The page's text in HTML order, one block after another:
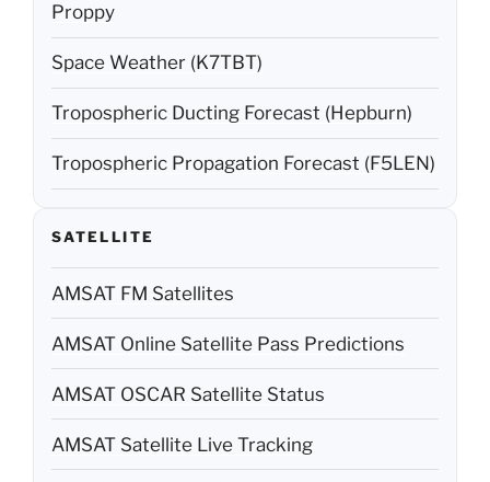
Proppy
Space Weather (K7TBT)
Tropospheric Ducting Forecast (Hepburn)
Tropospheric Propagation Forecast (F5LEN)
SATELLITE
AMSAT FM Satellites
AMSAT Online Satellite Pass Predictions
AMSAT OSCAR Satellite Status
AMSAT Satellite Live Tracking